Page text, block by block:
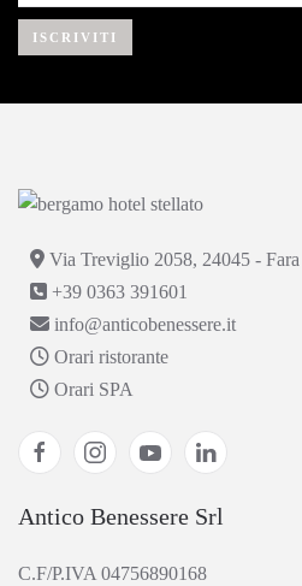
ISCRIVITI
Via Treviglio 2058, 24045 -
+39 0363 391601
info@anticobenessere.it
Orari ristorante
Orari SPA
Antico Benessere Srl
C.F/P.IVA 04756890168